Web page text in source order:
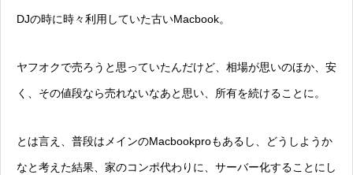
DJの時に時々利用していた古いMacbook。
ヤフオクで売ろうと思っていたんだけど、相場が思いのほか、安
く、その値段なら売れないなあと思い、所有を続けることに。
とは言え、普段はメインのMacbookproもあるし、どうしようか
なと考えた結果、家のコンポ代わりに、サーバー化することにし